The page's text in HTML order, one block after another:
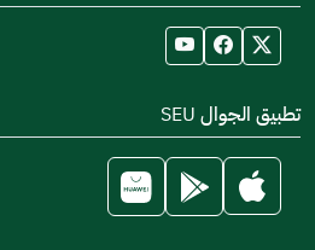
تطبيق الجوال SEU